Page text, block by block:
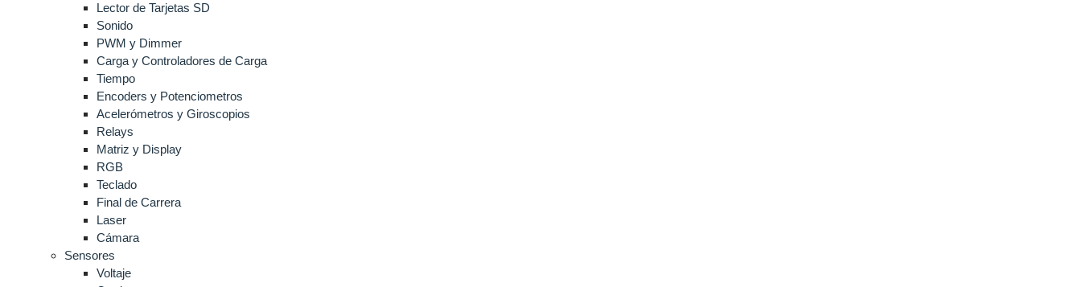
Lector de Tarjetas SD
Sonido
PWM y Dimmer
Carga y Controladores de Carga
Tiempo
Encoders y Potenciometros
Acelerómetros y Giroscopios
Relays
Matriz y Display
RGB
Teclado
Final de Carrera
Laser
Cámara
Sensores
Voltaje